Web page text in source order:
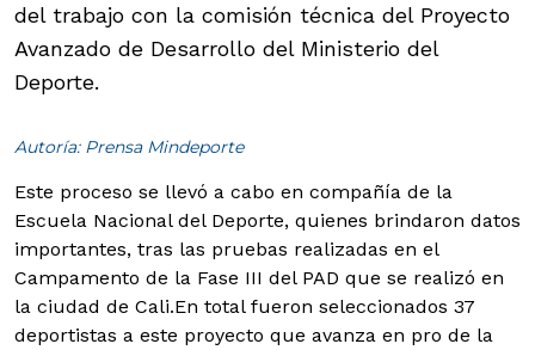
del trabajo con la comisión técnica del Proyecto
Avanzado de Desarrollo del Ministerio del
Deporte.
Autoría: Prensa Mindeporte
Este proceso se llevó a cabo en compañía de la
Escuela Nacional del Deporte, quienes brindaron datos
importantes, tras las pruebas realizadas en el
Campamento de la Fase III del PAD que se realizó en
la ciudad de Cali.En total fueron seleccionados 37
deportistas a este proyecto que avanza en pro de la